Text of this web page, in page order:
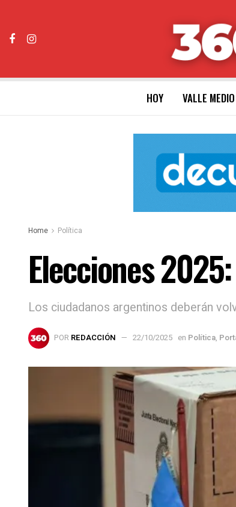
HOY VALLE MEDIO
Home Política
Elecciones
Los ciudadanos argentinos deberán
POR REDACCIÓN 22/10/2025 en Política,